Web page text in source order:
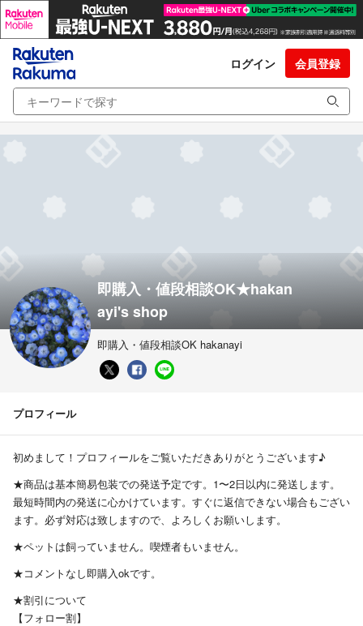
ログイン 会員登録
即購入・値段相談OK★hakan
ayi's shop
即購入・値段相談OK hakanayi
プロフィール
初めまして！プロフィールをご覧いただきありがとうございます♪
★商品は基本簡易包装での発送予定です。1〜2日以内に発送します。
最短時間内の発送に心かけています。すぐに返信できない場合もござい
ます。必ず対応は致しますので、よろしくお願いします。
★ペットは飼っていません。喫煙者もいません。
★コメントなし即購入okです。
★割引について
【フォロー割】